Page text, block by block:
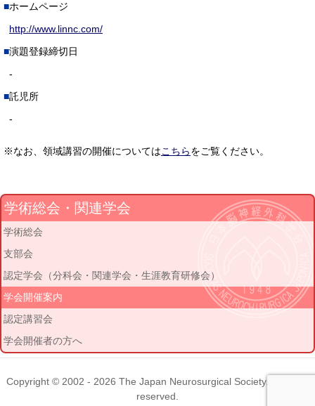
ホームページ
http://www.linnc.com/
演題登録締切日
-
託児所
-
※なお、領域講習の開催についてはこちらをご覧ください。
学術総会・関連学会
学術総会
支部会
認定学会（分科会・関連学会・生涯教育研修会）
学会開催案内
認定講習会
学会開催者の方へ
Copyright © 2002 - 2026 The Japan Neurosurgical Society. All rights
reserved.